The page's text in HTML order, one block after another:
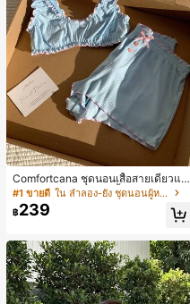
Comfortcana ชุดนอนเสื้อสายเดี่ยวแต่
งระบายและกางเกงขาสั้นสำหรับผู้หญิง
#1 ขายดี ใน ลำลอง-ยัง ชุดนอนผู้หญิง
฿239